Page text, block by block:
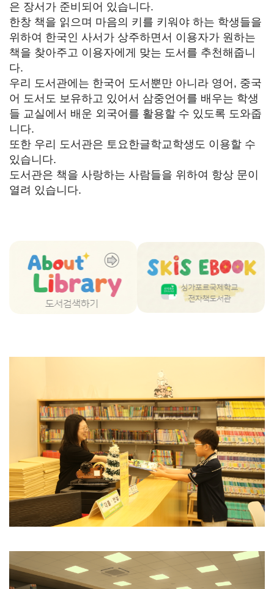
은 장서가 준비되어 있습니다.
한창 책을 읽으며 마음의 키를 키워야 하는 학생들을
위하여 한국인 사서가 상주하면서 이용자가 원하는
책을 찾아주고 이용자에게 맞는 도서를 추천해줍니
다.
우리 도서관에는 한국어 도서뿐만 아니라 영어, 중국
어 도서도 보유하고 있어서 삼중언어를 배우는 학생
들 교실에서 배운 외국어를 활용할 수 있도록 도와줍
니다.
또한 우리 도서관은 토요한글학교학생도 이용할 수
있습니다.
도서관은 책을 사랑하는 사람들을 위하여 항상 문이
열려 있습니다.